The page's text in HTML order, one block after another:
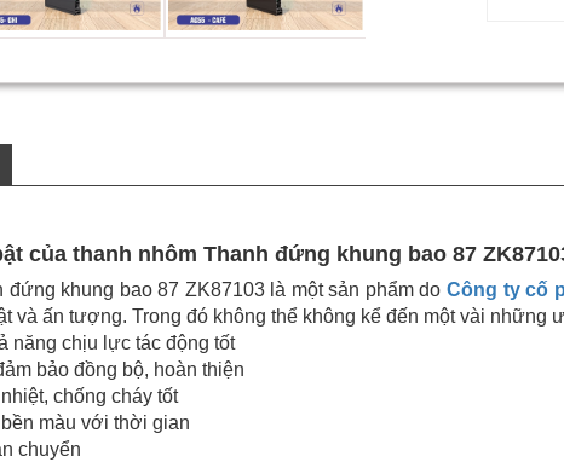
của thanh nhôm Thanh đứng khung bao 87
khung bao 87 ZK87103 là một sản phẩm do Công ty cố
và ấn tượng. Trong đó không thể không kể đến một vài những
năng chịu lực tác động tốt
bảo đồng bộ, hoàn thiện
chống cháy tốt
màu với thời gian
chuyển